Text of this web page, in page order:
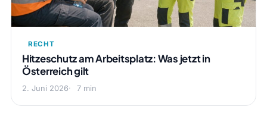
RECHT
Hitzeschutz am Arbeitsplatz: Was jetzt in
Österreich gilt
2. Juni 2026 7 min